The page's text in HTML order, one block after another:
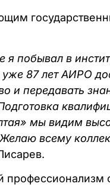
я побывал в
87 лет АИРО
и передавать
мы видим
всему